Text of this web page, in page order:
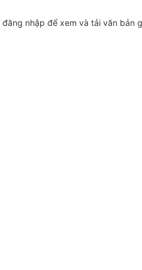
đăng nhập để xem và tải văn bản